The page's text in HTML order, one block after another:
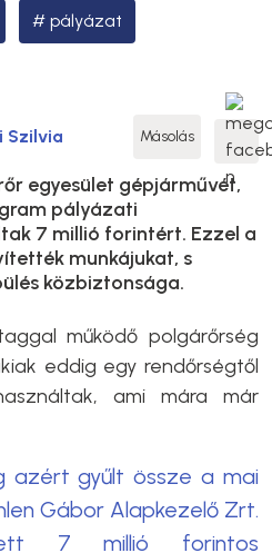
pályázat
Szilvia Másolás
egyesület gépjárművét,
pályázati
7 millió forintért. Ezzel a
munkájukat, s
közbiztonsága.
működő polgárőrség
eddig egy rendőrségtől
ami mára már
azért gyűlt össze a mai
Gábor Alapkezelő Zrt.
7 millió forintos